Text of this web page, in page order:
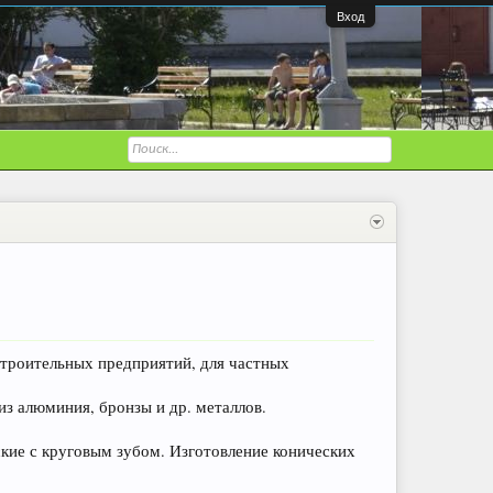
Вход
предприятий, для частных
алюминия, бронзы и др. металлов.
с круговым зубом. Изготовление конических